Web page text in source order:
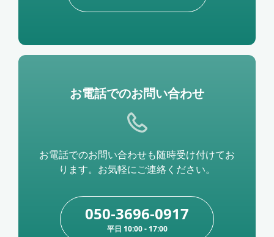
お電話でのお問い合わせ
お電話でのお問い合わせも随時受け付けてお
ります。お気軽にご連絡ください。
050-3696-0917
平日 10:00 - 17:00